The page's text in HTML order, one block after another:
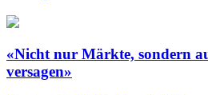
«Nicht nur Märkte, sondern
versagen»